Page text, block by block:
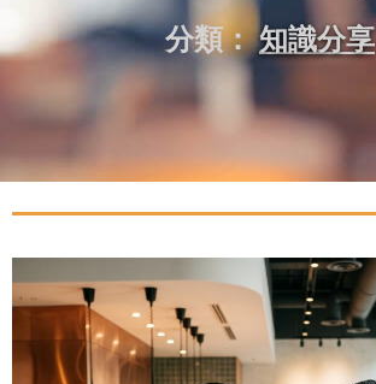
分類： 知識分享